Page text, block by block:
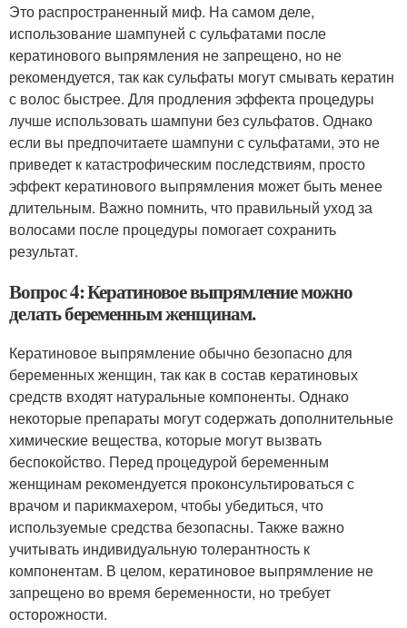
Это распространенный миф. На самом деле,
использование шампуней с сульфатами после
кератинового выпрямления не запрещено, но не
рекомендуется, так как сульфаты могут смывать кератин
с волос быстрее. Для продления эффекта процедуры
лучше использовать шампуни без сульфатов. Однако
если вы предпочитаете шампуни с сульфатами, это не
приведет к катастрофическим последствиям, просто
эффект кератинового выпрямления может быть менее
длительным. Важно помнить, что правильный уход за
волосами после процедуры помогает сохранить
результат.
Вопрос 4: Кератиновое выпрямление можно
делать беременным женщинам.
Кератиновое выпрямление обычно безопасно для
беременных женщин, так как в состав кератиновых
средств входят натуральные компоненты. Однако
некоторые препараты могут содержать дополнительные
химические вещества, которые могут вызвать
беспокойство. Перед процедурой беременным
женщинам рекомендуется проконсультироваться с
врачом и парикмахером, чтобы убедиться, что
используемые средства безопасны. Также важно
учитывать индивидуальную толерантность к
компонентам. В целом, кератиновое выпрямление не
запрещено во время беременности, но требует
осторожности.